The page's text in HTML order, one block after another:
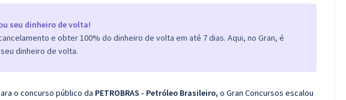
seu dinheiro de volta!
e obter 100% do dinheiro de volta em até 7 dias. Aqui, no Gran, é
dinheiro de volta.
o concurso público da PETROBRAS - Petróleo Brasileiro, o Gran Concursos escalou